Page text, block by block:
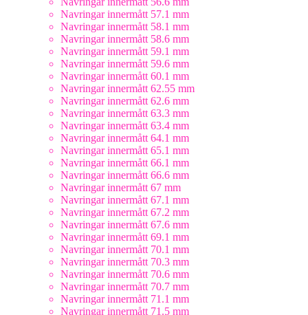
Navringar innermått 57.1 mm
Navringar innermått 58.1 mm
Navringar innermått 58.6 mm
Navringar innermått 59.1 mm
Navringar innermått 59.6 mm
Navringar innermått 60.1 mm
Navringar innermått 62.55 mm
Navringar innermått 62.6 mm
Navringar innermått 63.3 mm
Navringar innermått 63.4 mm
Navringar innermått 64.1 mm
Navringar innermått 65.1 mm
Navringar innermått 66.1 mm
Navringar innermått 66.6 mm
Navringar innermått 67 mm
Navringar innermått 67.1 mm
Navringar innermått 67.2 mm
Navringar innermått 67.6 mm
Navringar innermått 69.1 mm
Navringar innermått 70.1 mm
Navringar innermått 70.3 mm
Navringar innermått 70.6 mm
Navringar innermått 70.7 mm
Navringar innermått 71.1 mm
Navringar innermått 71.5 mm